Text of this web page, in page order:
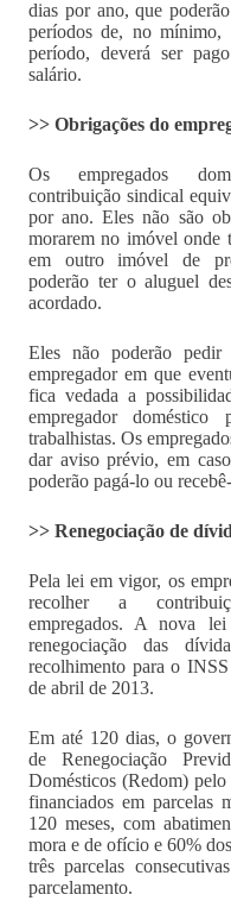
dias por ano, que
períodos de, no
período, deverá ser
salário.
>> Obrigações do
Os empregados
contribuição sindical
por ano. Eles não são
morarem no imóvel onde
em outro imóvel de
poderão ter o aluguel
acordado.
Eles não poderão
empregador em que
fica vedada a
empregador
trabalhistas. Os
dar aviso prévio, em
poderão pagá-lo ou
>> Renegociação de
Pela lei em vigor, os
recolher a
empregados. A nova
renegociação das
recolhimento para o
de abril de 2013.
Em até 120 dias, o
de Renegociação
Domésticos (Redom)
financiados em parcelas
120 meses, com
mora e de ofício e 60%
três parcelas
parcelamento.